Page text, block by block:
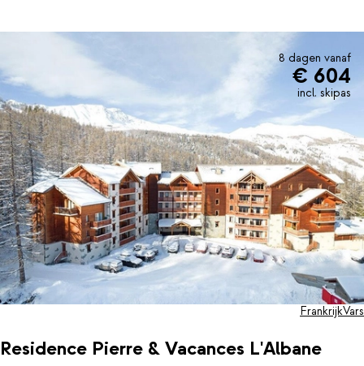
8 dagen vanaf
€ 604
incl. skipas
Residence Pierre & Vacances L'Albane
FrankrijkVars